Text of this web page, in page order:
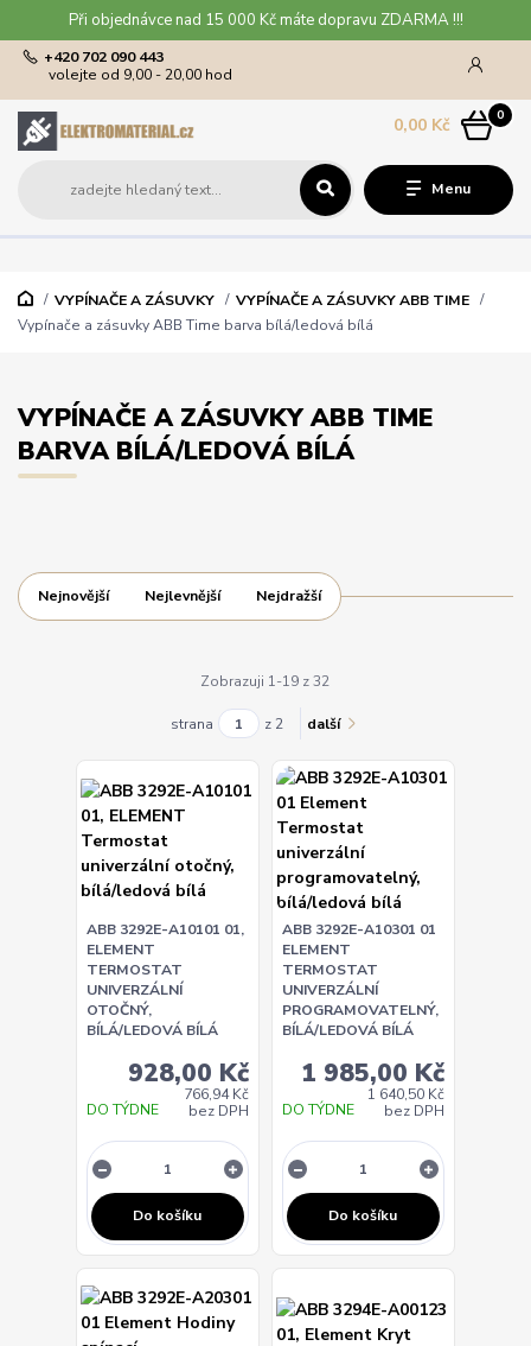
Při objednávce nad 15 000 Kč máte dopravu ZDARMA !!!
Menu
+420 702 090 443
volejte od 9,00 - 20,00 hod
0
0,00 Kč
VYPÍNAČE A ZÁSUVKY
VYPÍNAČE A ZÁSUVKY ABB TIME
Vypínače a zásuvky ABB Time barva bílá/ledová bílá
VYPÍNAČE A ZÁSUVKY ABB TIME
BARVA BÍLÁ/LEDOVÁ BÍLÁ
Nejnovější Nejlevnější Nejdražší
Zobrazuji 1-19 z 32
strana z 2 další
ABB 3292E-A10101 01,
ELEMENT
TERMOSTAT
UNIVERZÁLNÍ
OTOČNÝ,
BÍLÁ/LEDOVÁ BÍLÁ
928,00 Kč
766,94 Kč
bez DPH
DO TÝDNE
Do košíku
ABB 3292E-A10301 01
ELEMENT
TERMOSTAT
UNIVERZÁLNÍ
PROGRAMOVATELNÝ,
BÍLÁ/LEDOVÁ BÍLÁ
1 985,00 Kč
1 640,50 Kč
bez DPH
DO TÝDNE
Do košíku